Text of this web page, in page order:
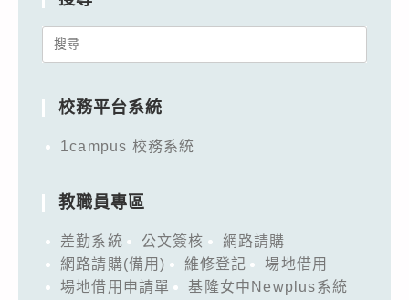
Search
校務平台系統
1campus 校務系統
教職員專區
差勤系統 公文簽核
網路請購
網路請購(備用)
維修登記
場地借用
場地借用申請單
基隆女中Newplus系統